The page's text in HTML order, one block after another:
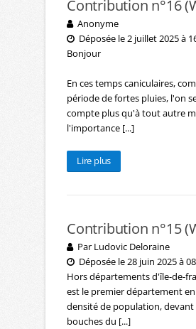
Contribution n°16
Anonyme
Déposée le 2 juillet 2025 à
Bonjour
En ces temps caniculaires,
période de fortes pluies, l'on
compte plus qu'à tout autre
l'importance [...]
Lire plus
Contribution n°15
Par Ludovic Deloraine
Déposée le 28 juin 2025 à
Hors départements d'île-de-
est le premier département
densité de population, devant
bouches du [...]